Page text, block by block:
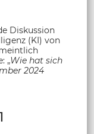
Diskussion
(KI) von
„Wie hat sich
2024